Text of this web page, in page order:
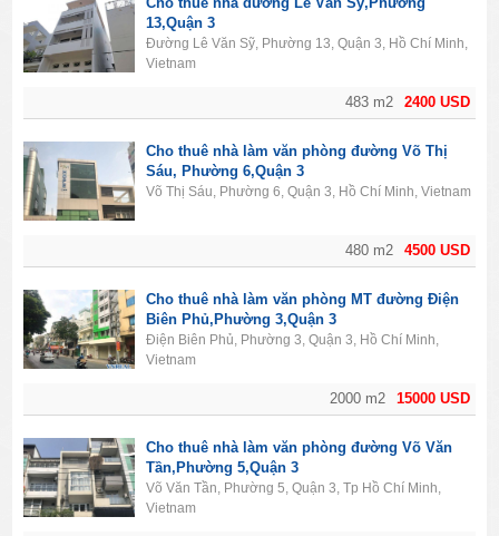
2400 USD
483 m2
13,Quận 3
Đường Lê Văn Sỹ, Phường 13, Quận 3, Hồ Chí Minh,
Vietnam
4500 USD
480 m2
Cho thuê nhà làm văn phòng đường Võ Thị
Sáu, Phường 6,Quận 3
Võ Thị Sáu, Phường 6, Quận 3, Hồ Chí Minh, Vietnam
15000 USD
2000 m2
Cho thuê nhà làm văn phòng MT đường Điện
Biên Phủ,Phường 3,Quận 3
Điện Biên Phủ, Phường 3, Quận 3, Hồ Chí Minh,
Vietnam
Cho thuê nhà làm văn phòng đường Võ Văn
Tần,Phường 5,Quận 3
Võ Văn Tần, Phường 5, Quận 3, Tp Hồ Chí Minh,
Vietnam